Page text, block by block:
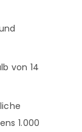
von 14
1.000